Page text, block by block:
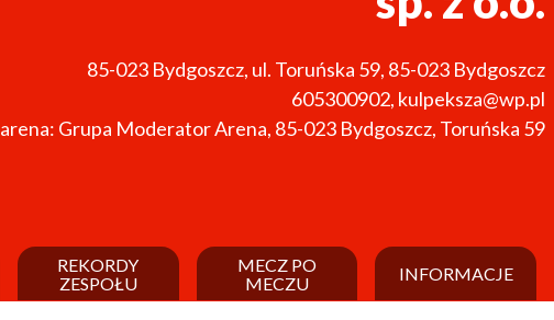
85-023 Bydgoszcz, ul. Toruńska 59, 85-023 Bydgoszcz
605300902, kulpeksza@wp.pl
arena: Grupa Moderator Arena, 85-023 Bydgoszcz, Toruńska 59
REKORDY
ZESPOŁU
MECZ PO
MECZU
INFORMACJE